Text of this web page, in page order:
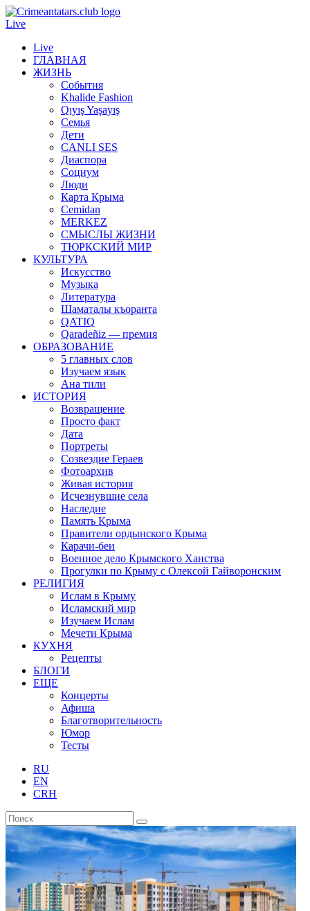
Live
Live
ГЛАВНАЯ
ЖИЗНЬ
События
Khalide Fashion
Qıyış Yaşayış
Семья
Дети
CANLI SES
Диаспора
Социум
Люди
Карта Крыма
Cemidan
МERKEZ
СМЫСЛЫ ЖИЗНИ
ТЮРКСКИЙ МИР
КУЛЬТУРА
Искусство
Музыка
Литература
Шаматалы къоранта
QATIQ
Qaradeñiz — премия
ОБРАЗОВАНИЕ
5 главных слов
Изучаем язык
Ана тили
ИСТОРИЯ
Возвращение
Просто факт
Дата
Портреты
Созвездие Гераев
Фотоархив
Живая история
Исчезнувшие села
Наследие
Память Крыма
Правители ордынского Крыма
Карачи-беи
Военное дело Крымского Ханства
Прогулки по Крыму с Олексой Гайворонским
РЕЛИГИЯ
Ислам в Крыму
Исламский мир
Изучаем Ислам
Мечети Крыма
КУХНЯ
Рецепты
БЛОГИ
ЕЩЕ
Концерты
Афиша
Благотворительность
Юмор
Тесты
RU
EN
CRH